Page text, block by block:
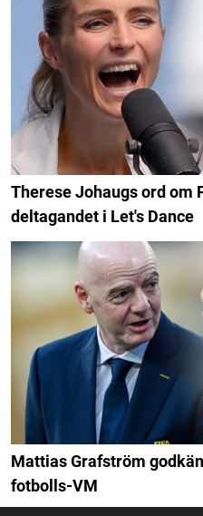
Therese Johaugs ord om
deltagandet i Let's Dance
Mattias Grafström
fotbolls-VM